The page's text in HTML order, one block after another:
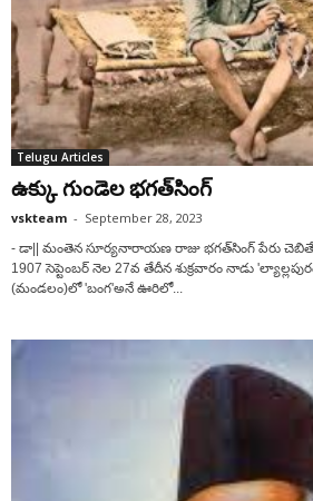
Telugu Articles
ఉక్కు గుండెల భగత్‌సింగ్‌
vskteam - September 28, 2023
- డా|| మంతెన సూర్యనారాయణ రాజు భగత్‌సింగ్‌ పేరు
1907 సెప్టెంబర్‌ నెల 27వ తేదీన శుక్ర‌వారం నాడు
(మండలం)లో 'బంగ'అనే ఊరిలో...